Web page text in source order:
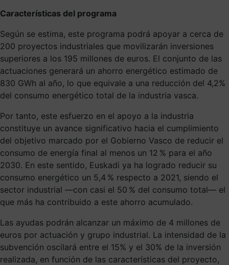
Características del programa
Según se estima, este programa podrá apoyar a cerca de
200 proyectos industriales que movilizarán inversiones
superiores a los 195 millones de euros. El conjunto de las
actuaciones generará un ahorro energético estimado de
830 GWh al año, lo que equivale a una reducción del 4,2%
del consumo energético total de la industria vasca.
Por tanto, este esfuerzo en el apoyo a la industria
constituye un avance significativo hacia el cumplimiento
del objetivo marcado por el Gobierno Vasco de reducir el
consumo de energía final al menos un 12 % para el año
2030. En este sentido, Euskadi ya ha logrado reducir su
consumo energético un 5,4 % respecto a 2021, siendo el
sector industrial —con casi el 50 % del consumo total— el
que más ha contribuido a este ahorro acumulado.
Las ayudas podrán alcanzar un máximo de 4 millones de
euros por actuación y grupo industrial. La intensidad de la
subvención oscilará entre el 15% y el 30% de la inversión
realizada, en función de las características del proyecto,